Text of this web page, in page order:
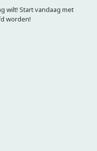
wilt! Start vandaag met
worden!